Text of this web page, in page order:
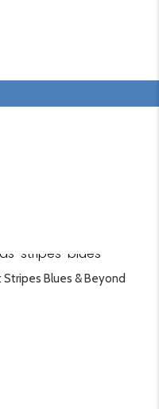
Blues & Beyond